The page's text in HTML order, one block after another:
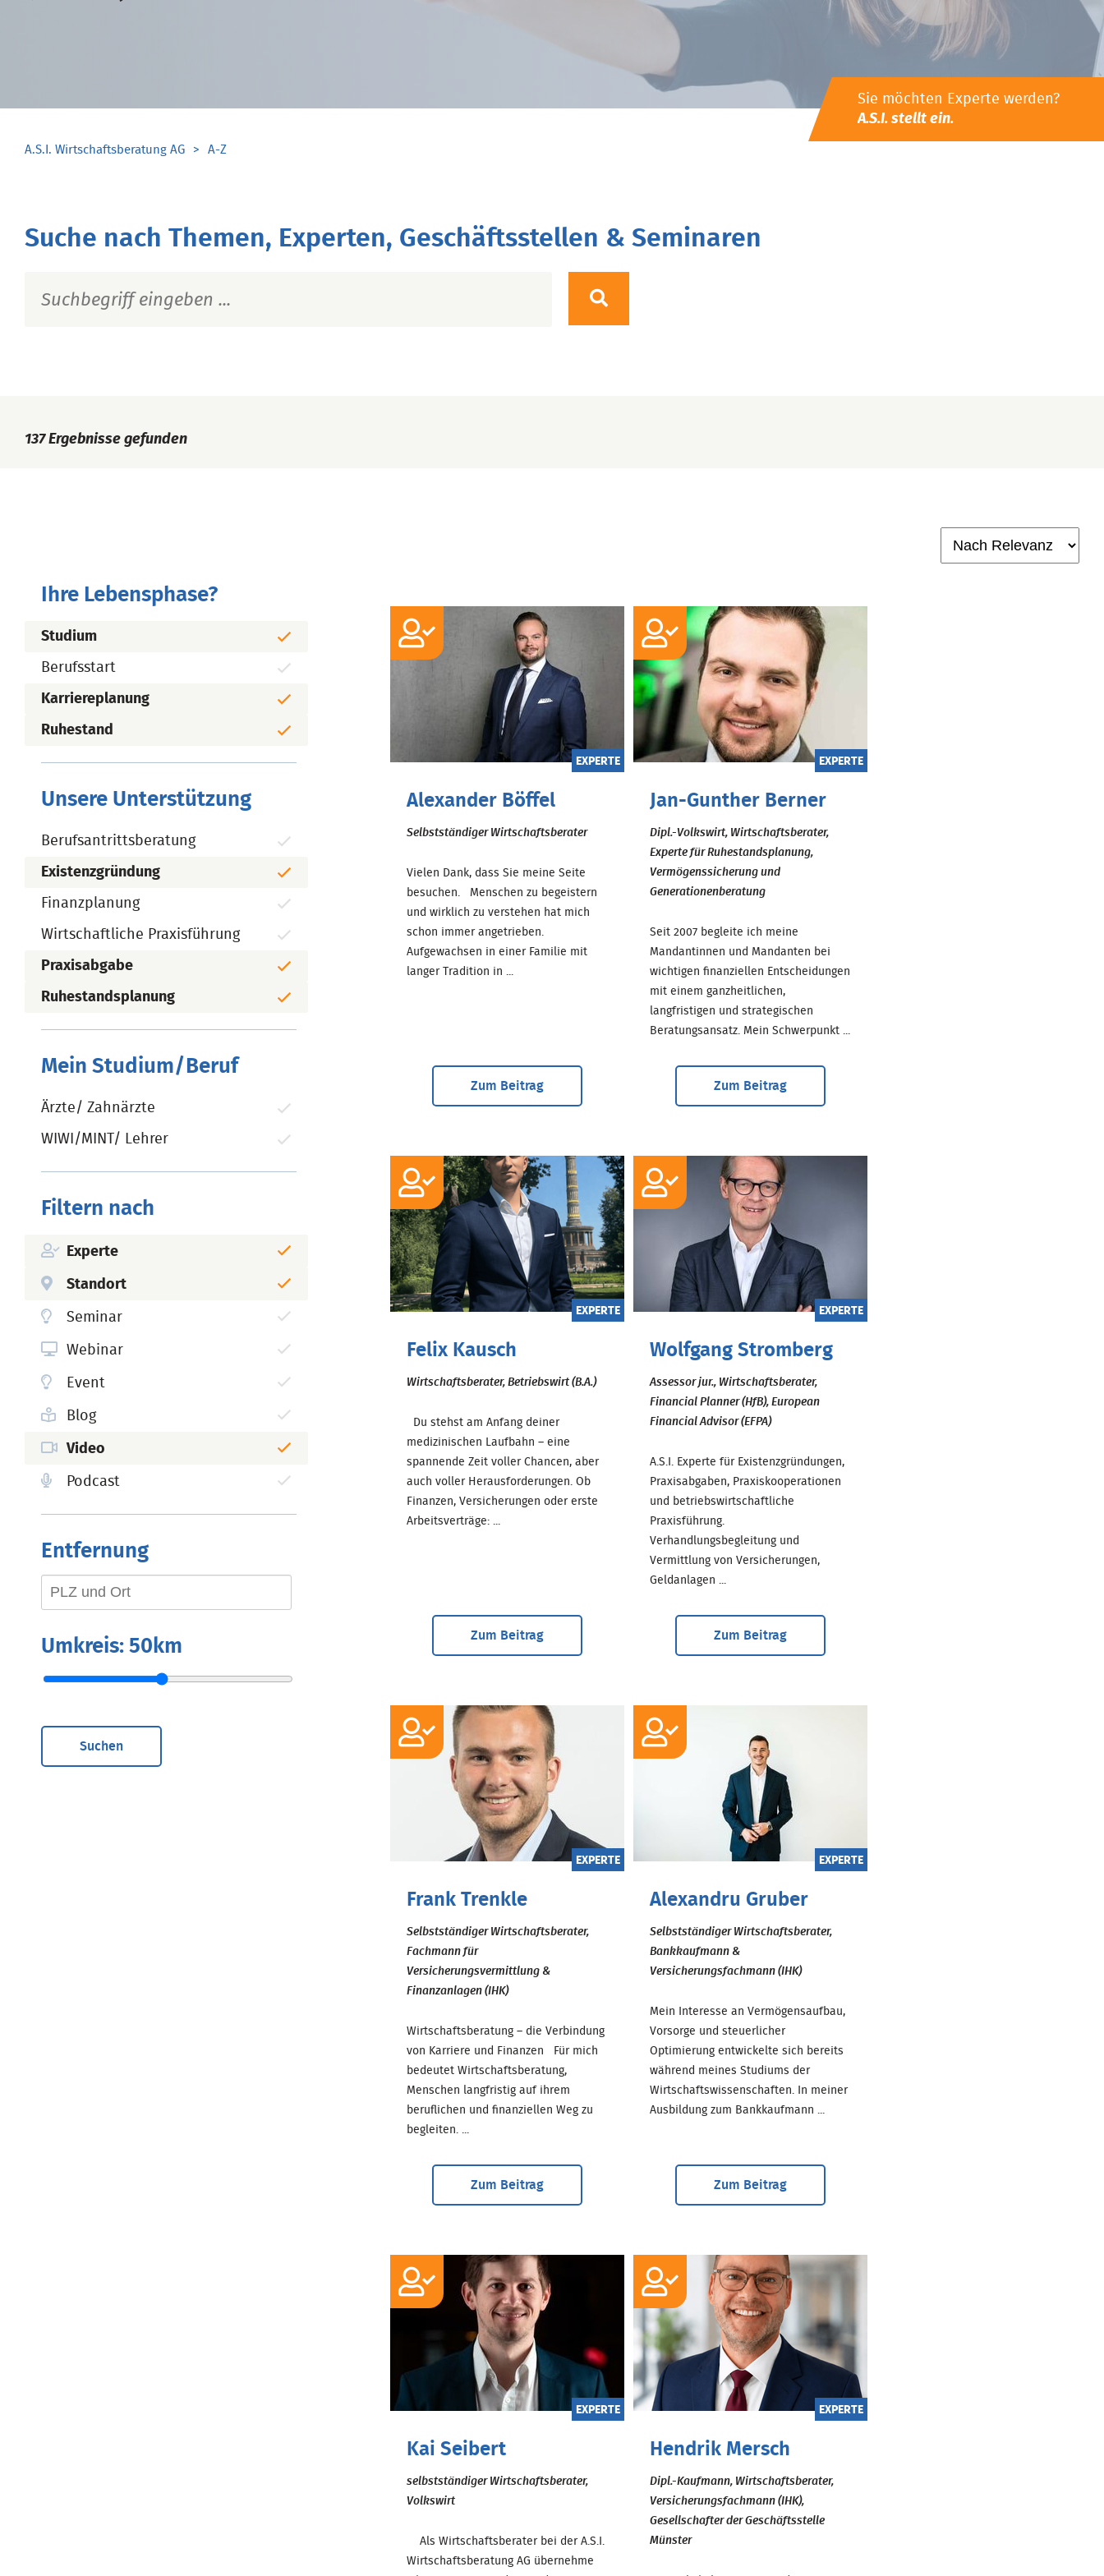
Sie möchten Experte werden?
A.S.I. stellt ein.
A.S.I. Wirtschaftsberatung AG A-Z
Suche nach Themen, Experten, Geschäftsstellen & Seminaren
137Ergebnisse gefunden
Ihre Lebensphase?
Studium
Berufsstart
Karriereplanung
Ruhestand
Unsere Unterstützung
Berufsantrittsberatung
Existenzgründung
Finanzplanung
Wirtschaftliche Praxisführung
Praxisabgabe
Ruhestandsplanung
Mein Studium/Beruf
Ärzte/ Zahnärzte
WIWI/MINT/ Lehrer
Filtern nach
Experte
Standort
Seminar
Webinar
Event
Blog
Video
Podcast
Entfernung
Umkreis: 50km
Suchen
EXPERTE
Alexander Böffel
Selbstständiger Wirtschaftsberater
Vielen Dank, dass Sie meine Seite
besuchen. Menschen zu begeistern
und wirklich zu verstehen hat mich
schon immer angetrieben.
Aufgewachsen in einer Familie mit
langer Tradition in ...
Zum Beitrag
EXPERTE
Jan-Gunther Berner
Dipl.-Volkswirt, Wirtschaftsberater,
Experte für Ruhestandsplanung,
Vermögenssicherung und
Generationenberatung
Seit 2007 begleite ich meine
Mandantinnen und Mandanten bei
wichtigen finanziellen Entscheidungen
mit einem ganzheitlichen,
langfristigen und strategischen
Beratungsansatz. Mein Schwerpunkt ...
Zum Beitrag
EXPERTE
Felix Kausch
Wirtschaftsberater, Betriebswirt (B.A.)
Du stehst am Anfang deiner
medizinischen Laufbahn – eine
spannende Zeit voller Chancen, aber
auch voller Herausforderungen. Ob
Finanzen, Versicherungen oder erste
Arbeitsverträge: ...
Zum Beitrag
EXPERTE
Wolfgang Stromberg
Assessor jur., Wirtschaftsberater,
Financial Planner (HfB), European
Financial Advisor (EFPA)
A.S.I. Experte für Existenzgründungen,
Praxisabgaben, Praxiskooperationen
und betriebswirtschaftliche
Praxisführung.
Verhandlungsbegleitung und
Vermittlung von Versicherungen,
Geldanlagen ...
Zum Beitrag
EXPERTE
Frank Trenkle
Selbstständiger Wirtschaftsberater,
Fachmann für
Versicherungsvermittlung &
Finanzanlagen (IHK)
Wirtschaftsberatung – die Verbindung
von Karriere und Finanzen Für mich
bedeutet Wirtschaftsberatung,
Menschen langfristig auf ihrem
beruflichen und finanziellen Weg zu
begleiten. ...
Zum Beitrag
EXPERTE
Alexandru Gruber
Selbstständiger Wirtschaftsberater,
Bankkaufmann &
Versicherungsfachmann (IHK)
Mein Interesse an Vermögensaufbau,
Vorsorge und steuerlicher
Optimierung entwickelte sich bereits
während meines Studiums der
Wirtschaftswissenschaften. In meiner
Ausbildung zum Bankkaufmann ...
Zum Beitrag
EXPERTE
Kai Seibert
selbstständiger Wirtschaftsberater,
Volkswirt
Als Wirtschaftsberater bei der A.S.I.
Wirtschaftsberatung AG übernehme
EXPERTE
Hendrik Mersch
Dipl.-Kaufmann, Wirtschaftsberater,
Versicherungsfachmann (IHK),
Gesellschafter der Geschäftsstelle
Münster